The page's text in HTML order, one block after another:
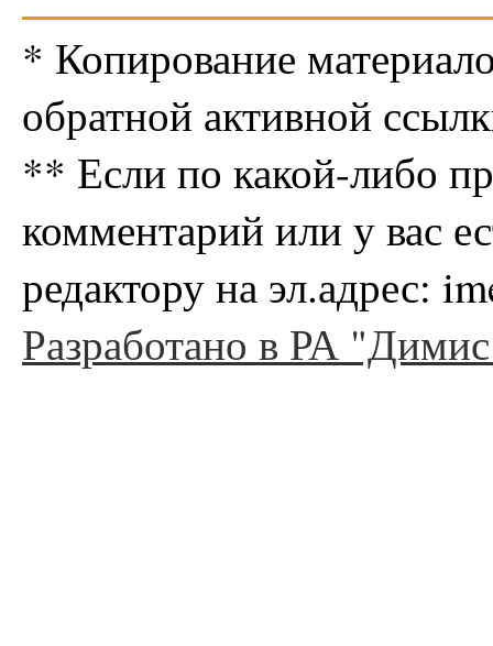
* Копирование
обратной активной
** Если по какой-либо
комментарий или у вас
редактору на эл.адрес:
Разработано в РА